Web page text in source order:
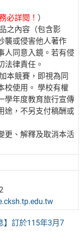
必詳閱！ ）
之內容（包含影
襲或侵害他人著作
人同意入鏡。若有侵
法律責任。
本競賽，即視為同
校使用。 學校有權
學年度教育旅行宣傳
途，不另支付稿酬或
更、解釋及取消本活
】訂於115年3月7